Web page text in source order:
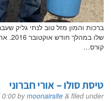
ברכות והמון מזל טוב לנתי גליק
שלו
קורס…
טיסת סולו – אורי חברוני
0:00 bymoonairsite & filed under